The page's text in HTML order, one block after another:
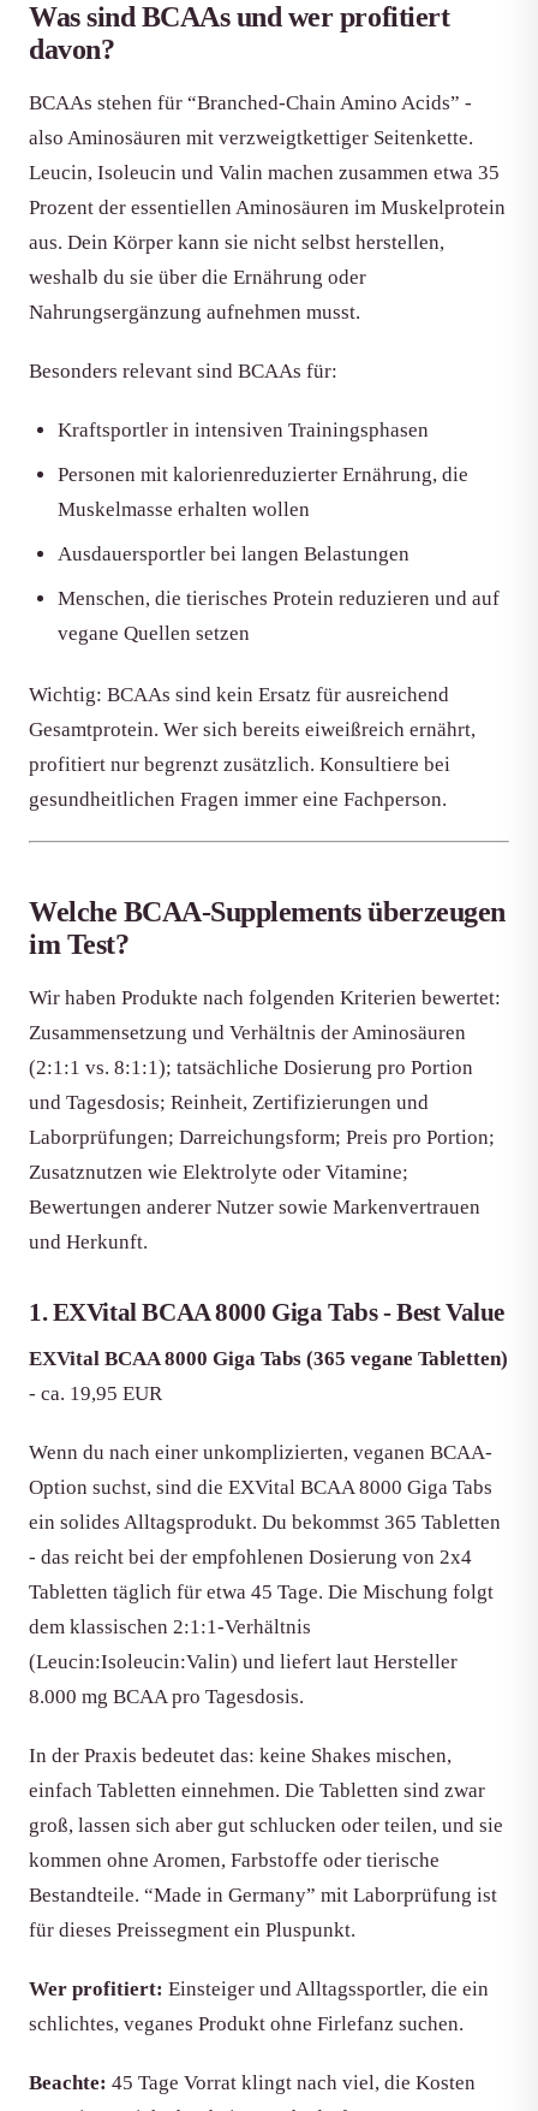
Was sind BCAAs und wer profitiert
davon?
BCAAs stehen für “Branched-Chain Amino Acids” -
also Aminosäuren mit verzweigtkettiger Seitenkette.
Leucin, Isoleucin und Valin machen zusammen etwa 35
Prozent der essentiellen Aminosäuren im Muskelprotein
aus. Dein Körper kann sie nicht selbst herstellen,
weshalb du sie über die Ernährung oder
Nahrungsergänzung aufnehmen musst.
Besonders relevant sind BCAAs für:
Kraftsportler in intensiven Trainingsphasen
Personen mit kalorienreduzierter Ernährung, die
Muskelmasse erhalten wollen
Ausdauersportler bei langen Belastungen
Menschen, die tierisches Protein reduzieren und auf
vegane Quellen setzen
Wichtig: BCAAs sind kein Ersatz für ausreichend
Gesamtprotein. Wer sich bereits eiweißreich ernährt,
profitiert nur begrenzt zusätzlich. Konsultiere bei
gesundheitlichen Fragen immer eine Fachperson.
Welche BCAA-Supplements überzeugen
im Test?
Wir haben Produkte nach folgenden Kriterien bewertet:
Zusammensetzung und Verhältnis der Aminosäuren
(2:1:1 vs. 8:1:1); tatsächliche Dosierung pro Portion
und Tagesdosis; Reinheit, Zertifizierungen und
Laborprüfungen; Darreichungsform; Preis pro Portion;
Zusatznutzen wie Elektrolyte oder Vitamine;
Bewertungen anderer Nutzer sowie Markenvertrauen
und Herkunft.
1. EXVital BCAA 8000 Giga Tabs - Best Value
EXVital BCAA 8000 Giga Tabs (365 vegane Tabletten)
- ca. 19,95 EUR
Wenn du nach einer unkomplizierten, veganen BCAA-
Option suchst, sind die EXVital BCAA 8000 Giga Tabs
ein solides Alltagsprodukt. Du bekommst 365 Tabletten
- das reicht bei der empfohlenen Dosierung von 2x4
Tabletten täglich für etwa 45 Tage. Die Mischung folgt
dem klassischen 2:1:1-Verhältnis
(Leucin:Isoleucin:Valin) und liefert laut Hersteller
8.000 mg BCAA pro Tagesdosis.
In der Praxis bedeutet das: keine Shakes mischen,
einfach Tabletten einnehmen. Die Tabletten sind zwar
groß, lassen sich aber gut schlucken oder teilen, und sie
kommen ohne Aromen, Farbstoffe oder tierische
Bestandteile. “Made in Germany” mit Laborprüfung ist
für dieses Preissegment ein Pluspunkt.
Wer profitiert: Einsteiger und Alltagssportler, die ein
schlichtes, veganes Produkt ohne Firlefanz suchen.
Beachte: 45 Tage Vorrat klingt nach viel, die Kosten